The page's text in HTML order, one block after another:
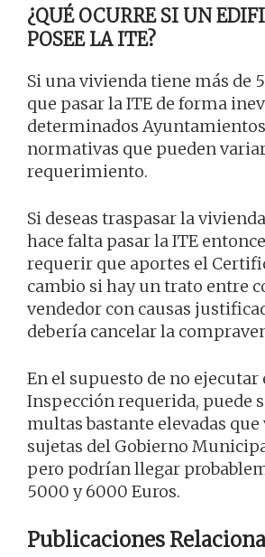
¿QUÉ OCURRE SI UN
POSEE LA ITE?
Si una vivienda tiene más de
que pasar la ITE de forma
determinados
normativas que pueden
requerimiento.
Si deseas traspasar la
hace falta pasar la ITE
requerir que aportes el
cambio si hay un trato entre
vendedor con causas
debería cancelar la
En el supuesto de no ejecutar
Inspección requerida, puede
multas bastante elevadas que
sujetas del Gobierno
pero podrían llegar
5000 y 6000 Euros.
Publicaciones